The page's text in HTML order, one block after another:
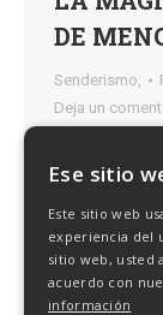
DE
Senderismo,
Deja un
Ruta que
magia de la
entre un
Naciente o
Ese sitio
Este sitio web
experiencia del
sitio web, usted
acuerdo con
información